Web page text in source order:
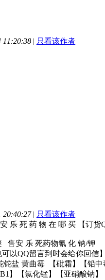
11:20:38 | 只看该作者
20:40:27 | 只看该作者
乐 死 药 物 在 哪 买 【订货
售安 乐 死药物氰 化 钠/钾
可以QQ留言到时会给你回信
铊盐 黄曲霉 【砒霜】【铅中
】【氯化锰】【亚硝酸钠